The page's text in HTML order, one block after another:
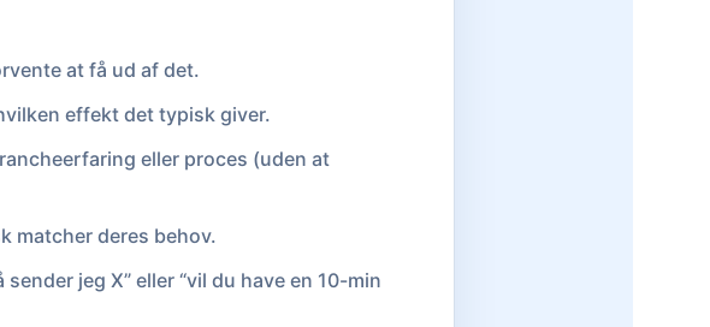
at få ud af det.
effekt det typisk giver.
eller proces (uden at
matcher deres behov.
jeg X” eller “vil du have en 10-min